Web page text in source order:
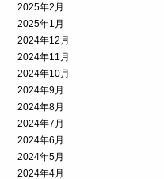
2025年2月
2025年1月
2024年12月
2024年11月
2024年10月
2024年9月
2024年8月
2024年7月
2024年6月
2024年5月
2024年4月